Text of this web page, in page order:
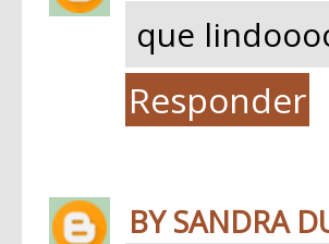
que
Responder
BY SANDRA